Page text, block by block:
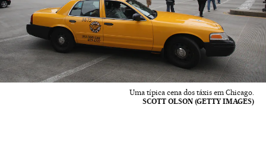
Uma típica cena dos táxis em Chicago.
SCOTT OLSON (GETTY IMAGES)